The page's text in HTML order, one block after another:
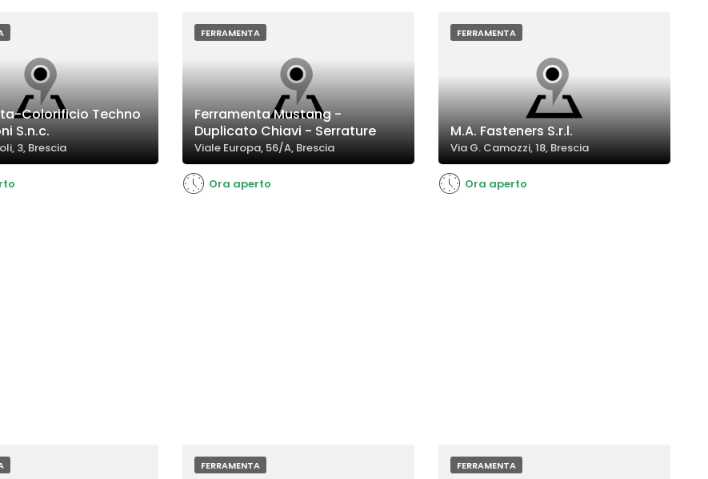
Colorificio Techno
S.n.c.
3, Brescia
FERRAMENTA
Ferramenta Mustang -
Duplicato Chiavi - Serrature
Viale Europa, 56/A, Brescia
Ora aperto
FERRAMENTA
M.A. Fasteners S.r.l.
Via G. Camozzi, 18, Brescia
Ora aperto
FERRAMENTA FERRAMENTA